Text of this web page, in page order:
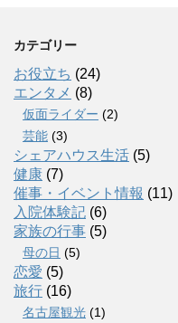
カテゴリー
お役立ち (24)
エンタメ (8)
仮面ライダー (2)
芸能 (3)
シェアハウス生活 (5)
健康 (7)
催事・イベント情報 (11)
入院体験記 (6)
家族の行事 (5)
母の日 (5)
恋愛 (5)
旅行 (16)
名古屋観光 (1)